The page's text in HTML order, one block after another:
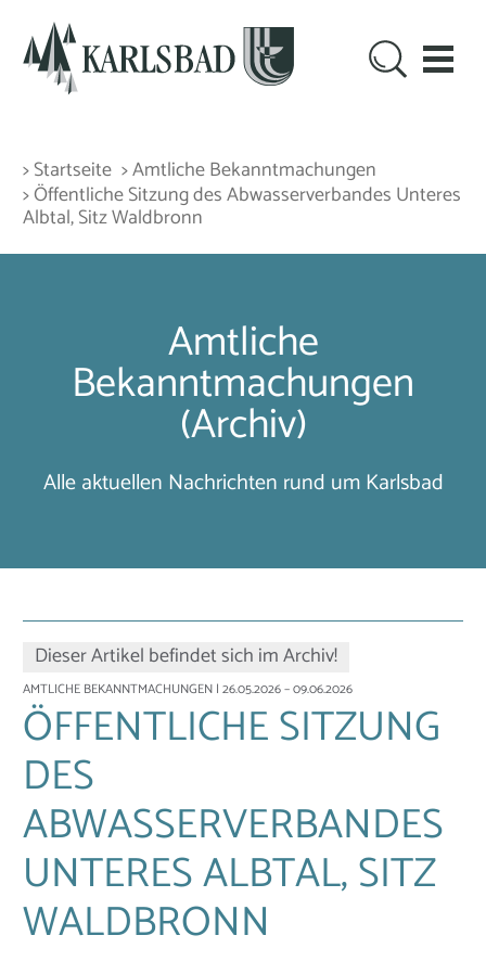
> Startseite > Amtliche Bekanntmachungen
> Öffentliche Sitzung des Abwasserverbandes Unteres
Albtal, Sitz Waldbronn
Amtliche
Bekanntmachungen
(Archiv)
Alle aktuellen Nachrichten rund um Karlsbad
Dieser Artikel befindet sich im Archiv!
AMTLICHE BEKANNTMACHUNGEN | 26.05.2026 – 09.06.2026
ÖFFENTLICHE SITZUNG
DES
ABWASSERVERBANDES
UNTERES ALBTAL, SITZ
WALDBRONN